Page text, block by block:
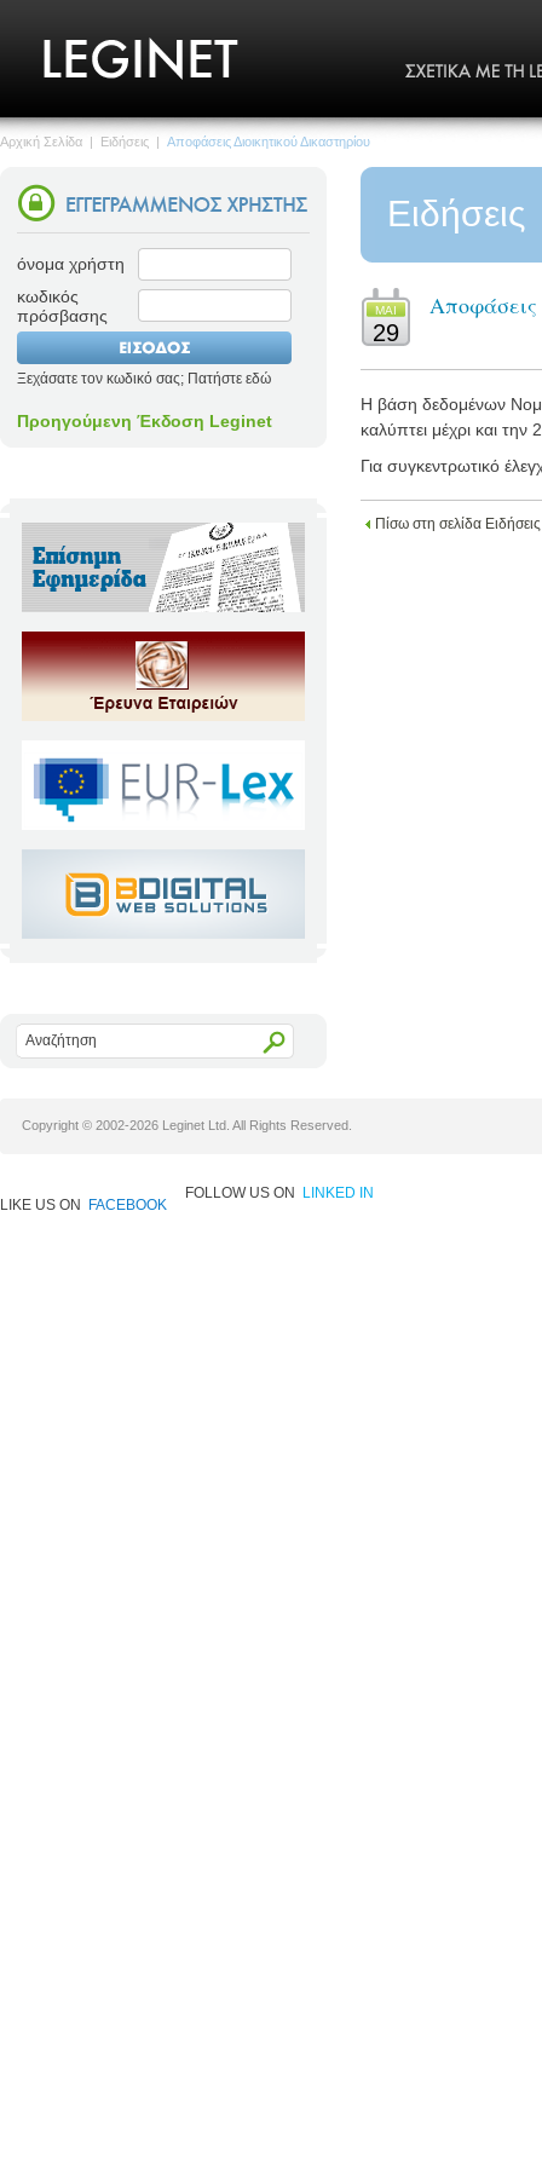
Αρχική Σελίδα | Ειδήσεις | Αποφάσεις Διοικητικού Δικαστηρίου
όνομα χρήστη
κωδικός
πρόσβασης
Ξεχάσατε τον κωδικό σας; Πατήστε εδώ
Προηγούμενη Έκδοση Leginet
Ειδήσεις
MΑΙ
29
Αποφάσεις
Η βάση δεδομένων
καλύπτει μέχρι και την
Για συγκεντρωτικό
Πίσω στη σελίδα Ειδήσεις
Copyright © 2002-2026 Leginet Ltd. All Rights Reserved.
LIKE US ON FACEBOOK
FOLLOW US ON LINKED IN